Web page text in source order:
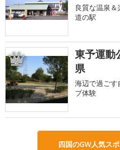
良質な温泉
道の駅
2
東予運動
県
海辺で過ごす
プ体験
四国のGW人気ス